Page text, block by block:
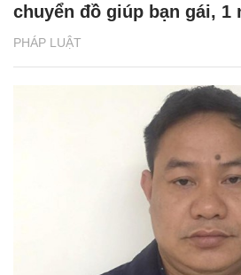
PHÁP LUẬT
chuyển đồ giúp bạn gái, 1